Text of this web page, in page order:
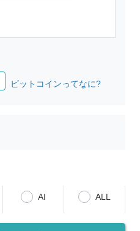
ビットコインってなに?
AI ALL